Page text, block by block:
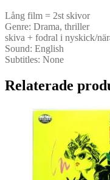
Lång film = 2st skivor
Genre: Drama, thriller
skiva + fodral i nyskick/
Sound: English
Subtitles: None
Relaterade